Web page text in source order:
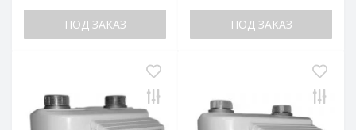
ПОД ЗАКАЗ ПОД ЗАКАЗ